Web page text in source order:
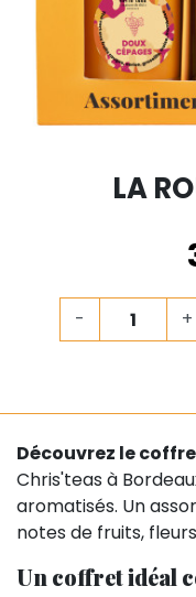
LA
- +
Découvrez le
Chris'teas à
aromatisés. Un
notes de fruits,
Un coffret idéal